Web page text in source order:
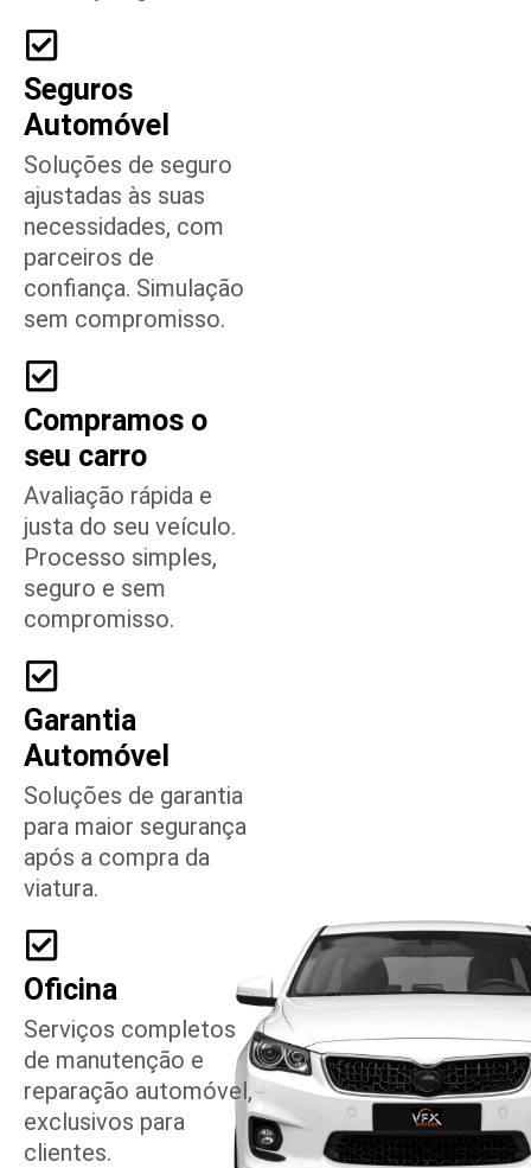
Seguros
Automóvel
Soluções de seguro
ajustadas às suas
necessidades, com
parceiros de
confiança. Simulação
sem compromisso.
Compramos o
seu carro
Avaliação rápida e
justa do seu veículo.
Processo simples,
seguro e sem
compromisso.
Garantia
Automóvel
Soluções de garantia
para maior segurança
após a compra da
viatura.
Oficina
Serviços completos
de manutenção e
reparação automóvel,
exclusivos para
clientes.